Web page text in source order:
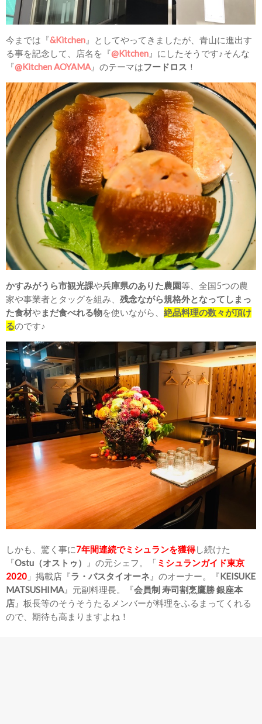
今までは『&Kitchen 』としてやってきましたが、青山に進出す
る事を記念して、店名を『@Kitchen 』にしたそうです♪そんな
『@Kitchen AOYAMA』のテーマはフードロス ！
かすみがうら市観光課や兵庫県のありた農園等、全国5つの農
家や事業者とタッグを組み、 残念ながら規格外となってしまっ
た食材やまだ食べれる物を使いながら、 絶品料理の数々が頂け
るのです♪
しかも、驚く事に7年間連続でミシュランを獲得し続けた
『Ostu（オストゥ） 』の元シェフ。「 ミシュランガイド東京
2020 」掲載店『ラ・パスタイオーネ 』のオーナー。『KEISUKE
MATSUSHIMA』元副料理長。『会員制 寿司割烹鷹勝 銀座本
店 』板長等のそうそうたるメンバーが料理をふるまってくれる
ので、期待も高まりますよね！